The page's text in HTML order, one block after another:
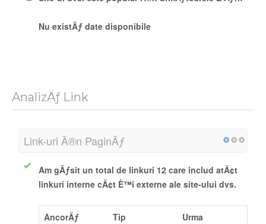
Nu existÄƒ date disponibile
AnalizÄƒ Link
Link-uri Ã®n PaginÄƒ
Am gÄƒsit un total de linkuri 12 care includ atÃ¢t
linkuri interne cÃ¢t È™i externe ale site-ului dvs.
AncorÄƒ Tip
Urma